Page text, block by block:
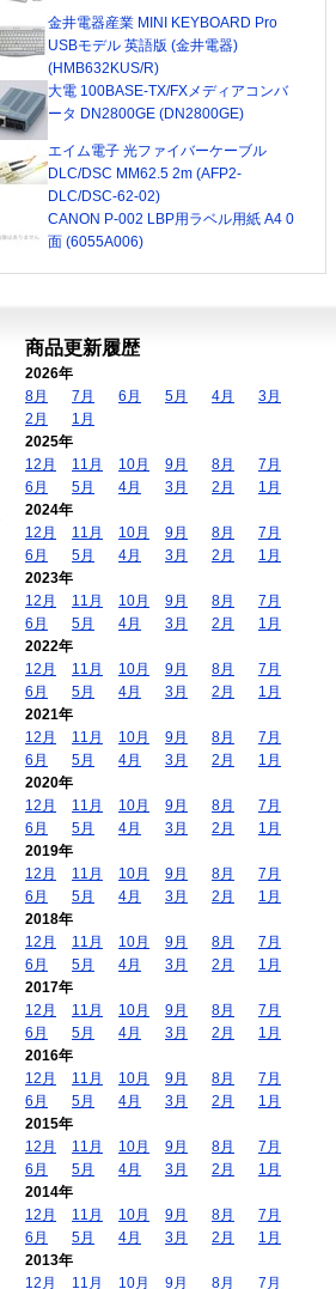
金井電器産業 MINI KEYBOARD Pro
USBモデル 英語版 (金井電器)
(HMB632KUS/R)
大電 100BASE-TX/FXメディアコンバ
ータ DN2800GE (DN2800GE)
エイム電子 光ファイバーケーブル
DLC/DSC MM62.5 2m (AFP2-
DLC/DSC-62-02)
CANON P-002 LBP用ラベル用紙 A4 0
面 (6055A006)
商品更新履歴
2026年
8月
7月 6月 5月 4月
3月
2月
1月
2025年
12月
11月 10月 9月 8月
7月
6月
5月 4月 3月 2月
1月
2024年
12月
11月 10月 9月 8月
7月
6月
5月 4月 3月 2月
1月
2023年
12月
11月 10月 9月 8月
7月
6月
5月 4月 3月 2月
1月
2022年
12月
11月 10月 9月 8月
7月
6月
5月 4月 3月 2月
1月
2021年
12月
11月 10月 9月 8月
7月
6月
5月 4月 3月 2月
1月
2020年
12月
11月 10月 9月 8月
7月
6月
5月 4月 3月 2月
1月
2019年
12月
11月 10月 9月 8月
7月
6月
5月 4月 3月 2月
1月
2018年
12月
11月 10月 9月 8月
7月
6月
5月 4月 3月 2月
1月
2017年
12月
11月 10月 9月 8月
7月
6月
5月 4月 3月 2月
1月
2016年
12月
11月 10月 9月 8月
7月
6月
5月 4月 3月 2月
1月
2015年
12月
11月 10月 9月 8月
7月
6月
5月 4月 3月 2月
1月
2014年
12月
11月 10月 9月 8月
7月
6月
5月 4月 3月 2月
1月
2013年
12月
11月 10月 9月 8月 7月